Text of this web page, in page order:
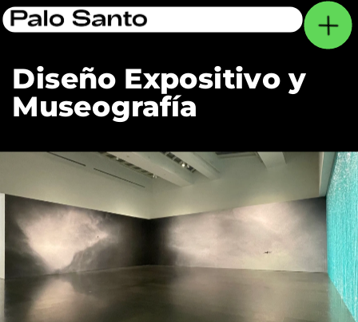
Diseño Expositivo y
Museografía